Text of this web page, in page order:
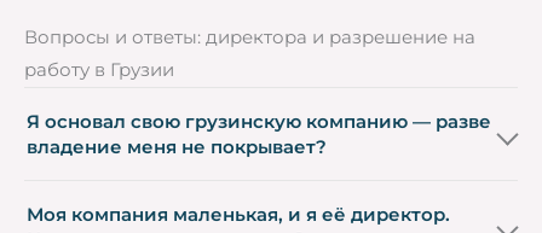
Вопросы и ответы: директора и разрешение на
работу в Грузии
Я основал свою грузинскую компанию — разве
владение меня не покрывает?
Моя компания маленькая, и я её директор.